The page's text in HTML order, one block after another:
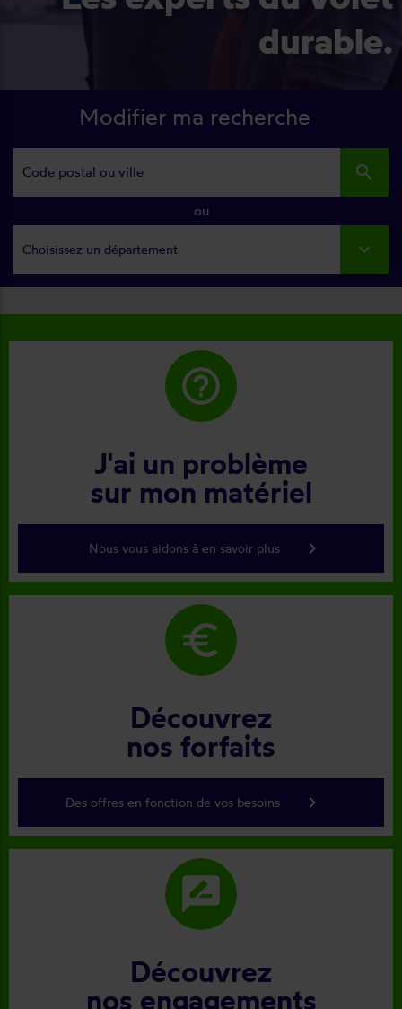
durable.
Modifier ma recherche
search
ou
Choisissez un département
help_outline
J'ai un problème
sur mon matériel
Nous vous aidons à en savoir plus keyboard_arrow_right
euro
Découvrez
nos forfaits
Des offres en fonction de vos besoins keyboard_arrow_right
rate_review
Découvrez
nos engagements